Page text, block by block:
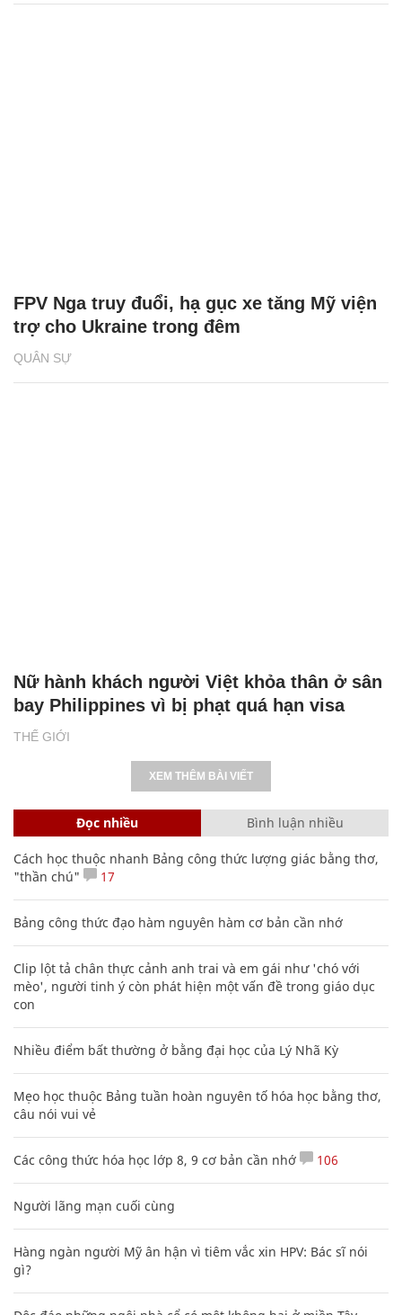
QUÂN SỰ
FPV Nga truy đuổi, hạ gục xe tăng Mỹ viện
trợ cho Ukraine trong đêm
THẾ GIỚI
Nữ hành khách người Việt khỏa thân ở sân
bay Philippines vì bị phạt quá hạn visa
XEM THÊM BÀI VIẾT
Đọc nhiều Bình luận nhiều
Cách học thuộc nhanh Bảng công thức lượng giác bằng thơ,
"thần chú"
17
Bảng công thức đạo hàm nguyên hàm cơ bản cần nhớ
Clip lột tả chân thực cảnh anh trai và em gái như 'chó với
mèo', người tinh ý còn phát hiện một vấn đề trong giáo dục
con
Nhiều điểm bất thường ở bằng đại học của Lý Nhã Kỳ
Mẹo học thuộc Bảng tuần hoàn nguyên tố hóa học bằng thơ,
câu nói vui vẻ
Các công thức hóa học lớp 8, 9 cơ bản cần nhớ 106
Người lãng mạn cuối cùng
Hàng ngàn người Mỹ ân hận vì tiêm vắc xin HPV: Bác sĩ nói
gì?